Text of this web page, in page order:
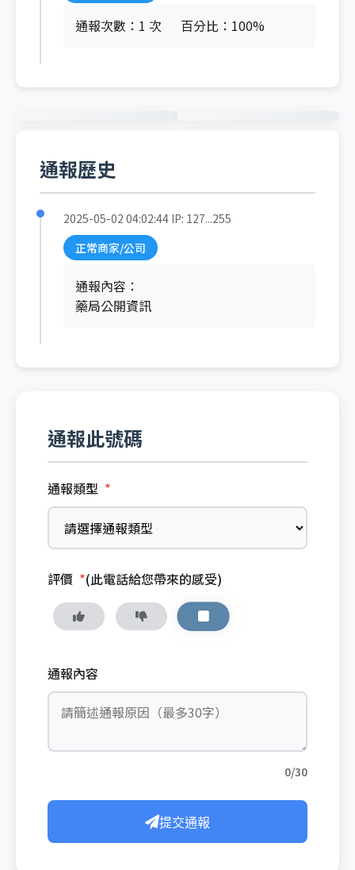
通報次數：1 次 百分比：100%
通報歷史
2025-05-02 04:02:44 IP: 127...255
正常商家/公司
通報內容：
藥局公開資訊
通報此號碼
通報類型 *
評價 *(此電話給您帶來的感受)
通報內容
0/30
提交通報